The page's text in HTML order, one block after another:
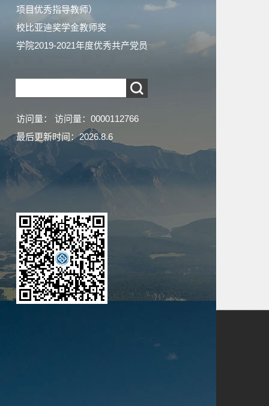
项目优秀指导教师）
校比亚迪奖学金教师奖
学院2019-2021年度优秀共产党员
访问量： 访问量： 0000112766
最后更新时间：2026.8.6